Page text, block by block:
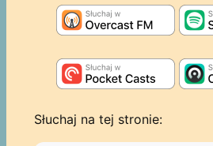
Słuchaj na tej stronie: